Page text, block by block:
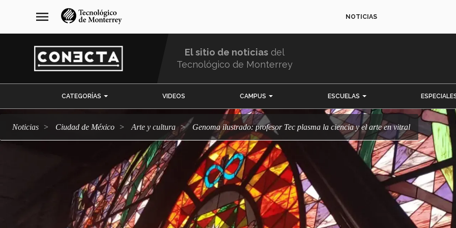
navegación
principal
menu NOTICIAS
El sitio de noticias del
Tecnológico de Monterrey
CATEGORÍAS VIDEOS CAMPUS ESCUELAS
Noticias Ciudad de México arte y cultura Genoma ilustrado: profesor Tec plasma la ciencia y el arte en vitral